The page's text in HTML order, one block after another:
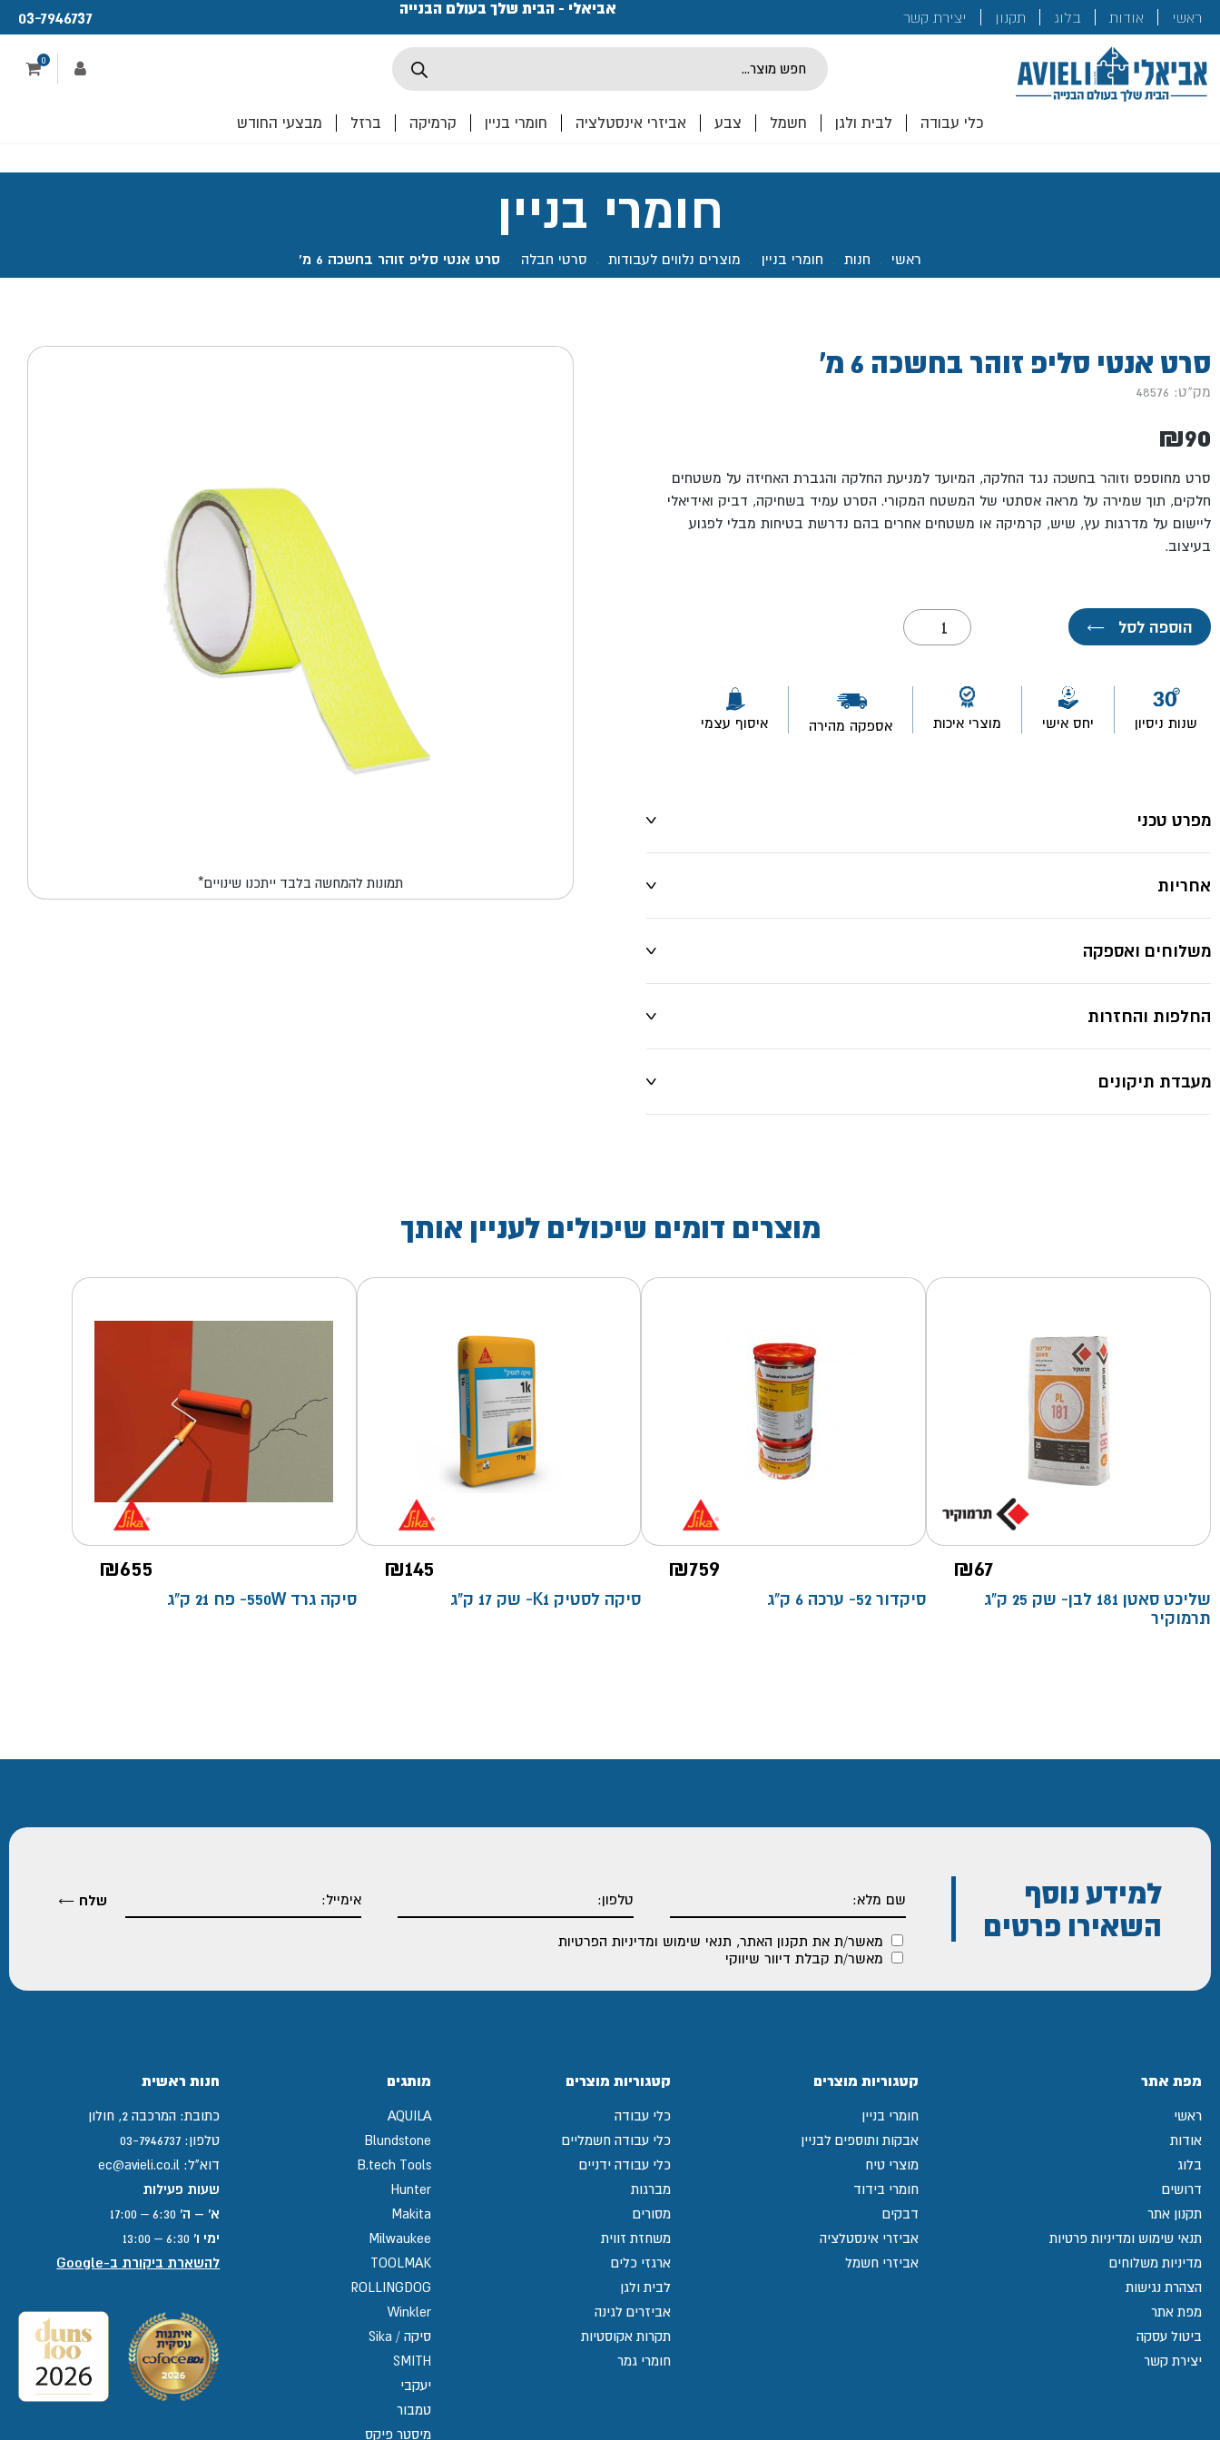
ראשי אודות בלוג תקנון יצירת קשרלכם!
אביאלי - הבית שלך בעולם הבנייה 03-7946737
Products
search
0
כלי עבודה לבית ולגן חשמל צבע אביזרי אינסטלציה חומרי בניין קרמיקה ברזל מבצעי החודש
חומרי בניין
ראשי . חנות . חומרי בניין . מוצרים נלווים לעבודות . סרטי חבלה . סרט אנטי סליפ זוהר בחשכה 6 מ'
סרט אנטי סליפ זוהר בחשכה 6 מ'
מק"ט: 48576
₪90
סרט מחוספס וזוהר בחשכה נגד החלקה, המיועד למניעת החלקה והגברת האחיזה על משטחים
חלקים, תוך שמירה על מראה אסתטי של המשטח המקורי. הסרט עמיד בשחיקה, דביק ואידיאלי
ליישום על מדרגות עץ, שיש, קרמיקה או משטחים אחרים בהם נדרשת בטיחות מבלי לפגוע
בעיצוב.
הוספה לסל ←
כמות
של
סרט
זוהר
שנות ניסיון יחס אישי מוצרי איכות אספקה מהירה איסוף עצמי
מפרט טכני
אחריות
משלוחים ואספקה
החלפות והחזרות
מעבדת תיקונים
*תמונות להמחשה בלבד ייתכנו שינויים
מוצרים דומים שיכולים לעניין אותך
₪67
שליכט סאטן 181 לבן- שק 25 ק"ג
תרמוקיר
₪759
סיקדור 52- ערכה 6 ק"ג
₪145
סיקה לסטיק K1- שק 17 ק"ג
₪655
סיקה גרד 550W- פח 21 ק"ג
למידע נוסף
השאירו פרטים
מאשר/ת את תקנון האתר, תנאי שימוש ומדיניות הפרטיות
מאשר/ת קבלת דיוור שיווקי
מפת אתר
ראשי
אודות
בלוג
דרושים
תקנון אתר
תנאי שימוש ומדיניות פרטיות
מדיניות משלוחים
הצהרת נגישות
מפת אתר
ביטול עסקה
יצירת קשר
קטגוריות מוצרים
חומרי בניין
אבקות ותוספים לבניין
מוצרי טיח
חומרי בידוד
דבקים
אביזרי אינסטלציה
אביזרי חשמל
קטגוריות מוצרים
כלי עבודה
כלי עבודה חשמליים
כלי עבודה ידניים
מברגות
מסורים
משחזת זווית
ארגזי כלים
לבית ולגן
אביזרים לגינה
תקרות אקוסטיות
חומרי גמר
מותגים
AQUILA
Blundstone
B.tech Tools
Hunter
Makita
Milwaukee
TOOLMAK
ROLLINGDOG
Winkler
סיקה / Sika
SMITH
יעקבי
טמבור
מיסטר פיקס
חנות ראשית
כתובת: המרכבה 2, חולון
טלפון: 03-7946737
דוא"ל: ec@avieli.co.il
שעות פעילות
א' – ה'
ימי ו'
להשארת ביקורת ב-Google